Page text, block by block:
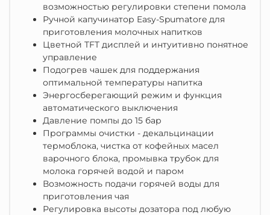
возможностью регулировки степени помола
Ручной капучинатор Easy-Spumatore для
приготовления молочных напитков
Цветной TFT дисплей и интуитивно понятное
управление
Подогрев чашек для поддержания
оптимальной температуры напитка
Энергосберегающий режим и функция
автоматического выключения
Давление помпы до 15 бар
Программы очистки - декальцинации
термоблока, чистка от кофейных масел
варочного блока, промывка трубок для
молока горячей водой и паром
Возможность подачи горячей воды для
приготовления чая
Регулировка высоты дозатора под любую